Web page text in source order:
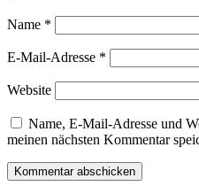
Name *
E-Mail-Adresse *
Website
Name, E-Mail-Adresse und
meinen nächsten Kommentar